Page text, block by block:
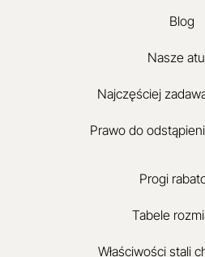
Blog
Nasze
Najczęściej
Prawo do
Progi
Tabele
Właściwości stali